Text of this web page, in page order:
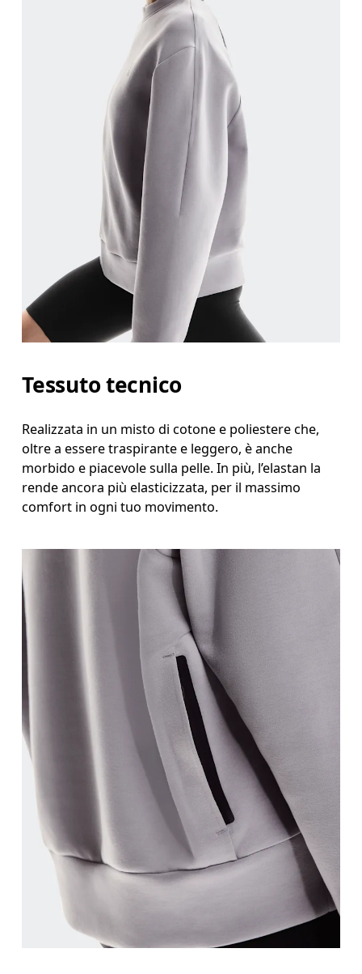
Tessuto tecnico
Realizzata in un misto di cotone e poliestere che,
oltre a essere traspirante e leggero, è anche
morbido e piacevole sulla pelle. In più, l’elastan la
rende ancora più elasticizzata, per il massimo
comfort in ogni tuo movimento.